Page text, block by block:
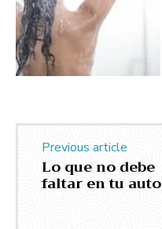
Previous article
Lo que no debe
faltar en tu auto